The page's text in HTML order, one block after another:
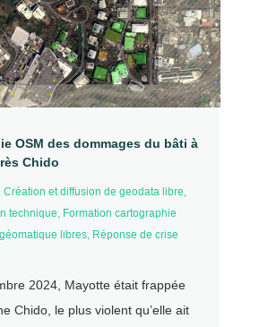
OSM des dommages du bâti à
Chido
Création et diffusion de geodata libre,
technique, Formation cartographie
libres, Réponse de crise
2024, Mayotte était frappée
Chido, le plus violent qu’elle ait